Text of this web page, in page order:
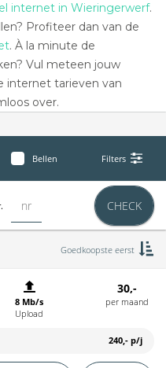
internet in Wieringerwerf.
Profiteer dan van de
. À la minute de
Vul meteen jouw
internet tarieven van
over.
Bellen Filters
CHECK
Goedkoopste eerst
8 Mb/s
Upload
30,-
per maand
240,- p/j